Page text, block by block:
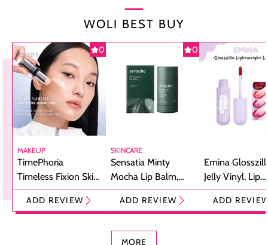
WOLI BEST BUY
0
MAKEUP
TimePhoria
Timeless Fixion Skin
Tint Stick,
Foundation dan
ADD REVIEW
0
SKINCARE
Sensatia Minty
Mocha Lip Balm,
Pelembap Bibir
dengan Aroma
ADD REVIEW
Emina
Jelly Vinyl, Lip
Cream Glossy
Ringan
ADD
MORE